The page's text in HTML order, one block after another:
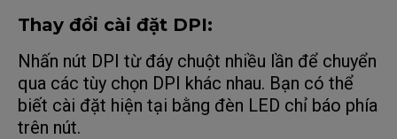
Thay đổi cài đặt DPI:
Nhấn nút DPI từ đáy chuột nhiều lần để chuyển
qua các tùy chọn DPI khác nhau. Bạn có thể
biết cài đặt hiện tại bằng đèn LED chỉ báo phía
trên nút.